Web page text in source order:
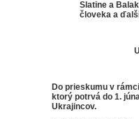
Slatine a
človeka a
Do prieskumu v
ktorý potrvá do 1.
Ukrajincov.